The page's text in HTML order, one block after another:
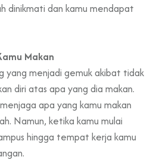
dinikmati dan kamu mendapat
Makan
yang menjadi gemuk akibat tidak
diri atas apa yang dia makan.
apa yang kamu makan
Namun, ketika kamu mulai
hingga tempat kerja kamu